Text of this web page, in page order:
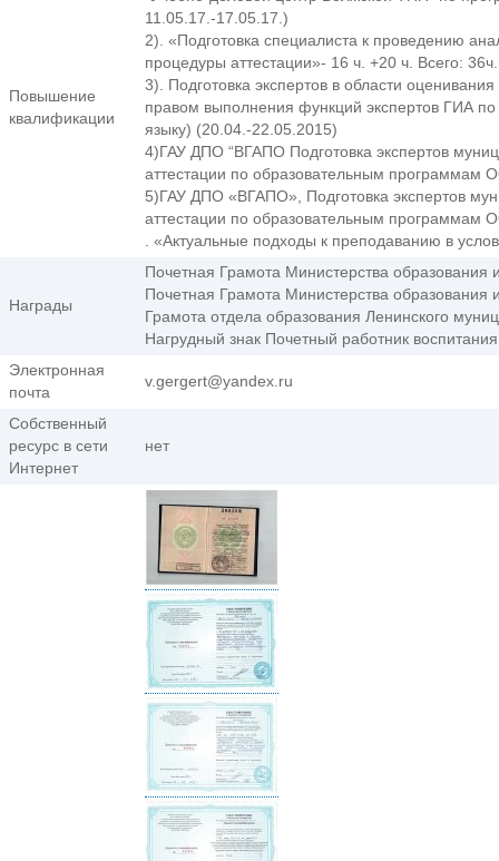
Повышение
квалификации
11.05.17.-17.05.17.)
2). «Подготовка специалиста к проведению
процедуры аттестации»- 16 ч. +20 ч. Всего:
3). Подготовка экспертов в области
правом выполнения функций экспертов ГИА
языку) (20.04.-22.05.2015)
4)ГАУ ДПО “ВГАПО Подготовка экспертов
аттестации по образовательным программам
5)ГАУ ДПО «ВГАПО», Подготовка экспертов
аттестации по образовательным программам
. «Актуальные подходы к преподаванию в
Награды
Почетная Грамота Министерства
Почетная Грамота Министерства образования
Грамота отдела образования Ленинского
Нагрудный знак Почетный работник
Электронная
почта
v.gergert@yandex.ru
Собственный
ресурс в сети
Интернет
нет